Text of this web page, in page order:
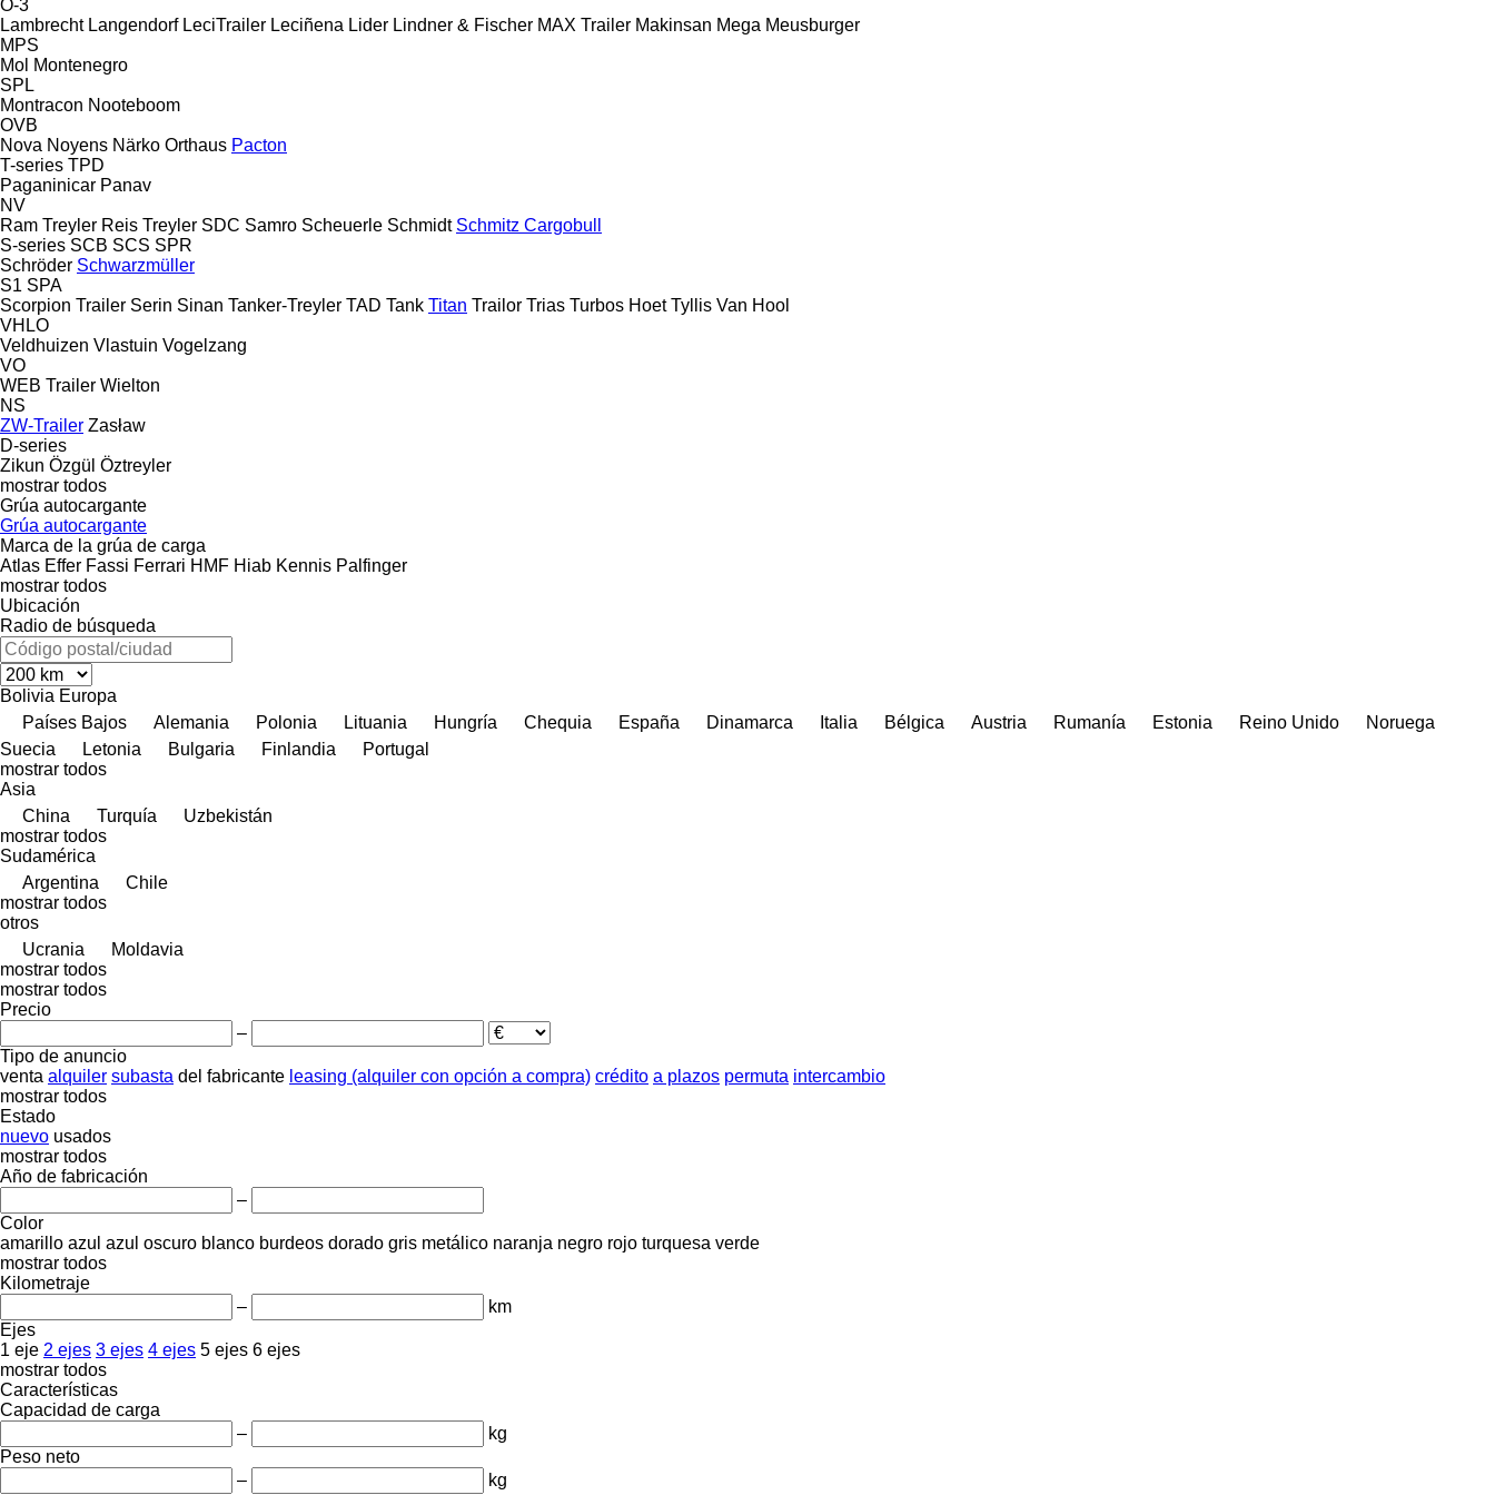
O-3
Lambrecht Langendorf LeciTrailer Leciñena Lider Lindner & Fischer MAX Trailer Makinsan Mega Meusburger
MPS
Mol Montenegro
SPL
Montracon Nooteboom
OVB
Nova Noyens Närko Orthaus Pacton
T-series TPD
Paganinicar Panav
NV
Ram Treyler Reis Treyler SDC Samro Scheuerle Schmidt Schmitz Cargobull
S-series SCB SCS SPR
Schröder Schwarzmüller
S1 SPA
Scorpion Trailer Serin Sinan Tanker-Treyler TAD Tank Titan Trailor Trias Turbos Hoet Tyllis Van Hool
VHLO
Veldhuizen Vlastuin Vogelzang
VO
WEB Trailer Wielton
NS
ZW-Trailer Zasław
D-series
Zikun Özgül Öztreyler
mostrar todos
Grúa autocargante
Grúa autocargante
Marca de la grúa de carga
Atlas Effer Fassi Ferrari HMF Hiab Kennis Palfinger
mostrar todos
Ubicación
Radio de búsqueda
Bolivia Europa
Países Bajos
Alemania Polonia Lituania Hungría Chequia España Dinamarca Italia Bélgica Austria Rumanía Estonia Reino Unido
Noruega
Suecia
Letonia Bulgaria Finlandia
Portugal
mostrar todos
Asia
China
Turquía
Uzbekistán
mostrar todos
Sudamérica
Argentina
Chile
mostrar todos
otros
Ucrania
Moldavia
mostrar todos
mostrar todos
Precio
–
Tipo de anuncio
venta alquiler subasta del fabricante leasing (alquiler con opción a compra) crédito a plazos permuta intercambio
mostrar todos
Estado
nuevo usados
mostrar todos
Año de fabricación
–
Color
amarillo azul azul oscuro blanco burdeos dorado gris metálico naranja negro rojo turquesa verde
mostrar todos
Kilometraje
–
km
Ejes
1 eje 2 ejes 3 ejes 4 ejes 5 ejes 6 ejes
mostrar todos
Características
Capacidad de carga
–
kg
Peso neto
–
kg